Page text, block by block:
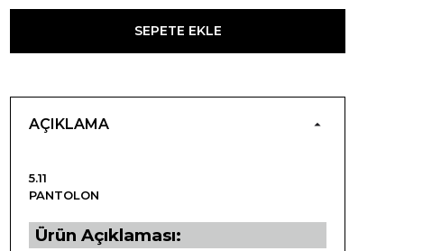
SEPETE EKLE
AÇIKLAMA
5.11
PANTOLON
Ürün Açıklaması: